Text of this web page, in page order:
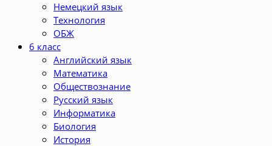
Немецкий язык
Технология
ОБЖ
6 класс
Английский язык
Математика
Обществознание
Русский язык
Информатика
Биология
История